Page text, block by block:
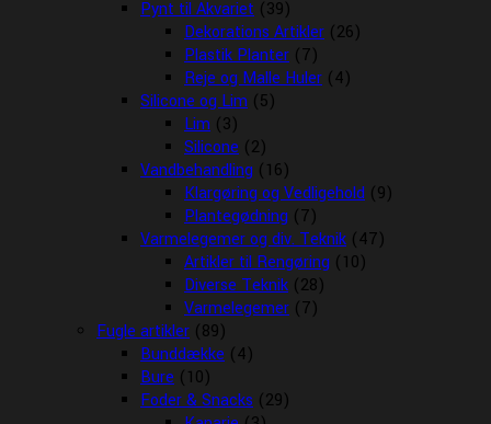
Pynt til Akvariet (39)
Dekorations Artikler (26)
Plastik Planter (7)
Reje og Malle Huler (4)
Silicone og Lim (5)
Lim (3)
Silicone (2)
Vandbehandling (16)
Klargøring og Vedligehold (9)
Plantegødning (7)
Varmelegemer og div. Teknik (47)
Artikler til Rengøring (10)
Diverse Teknik (28)
Varmelegemer (7)
Fugle artikler (89)
Bunddække (4)
Bure (10)
Foder & Snacks (29)